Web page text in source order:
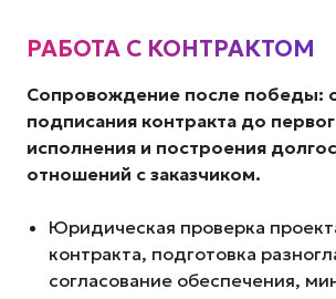
РАБОТА С КОНТРАКТОМ
Сопровождение после победы:
подписания контракта до
исполнения и построения
отношений с заказчиком.
Юридическая проверка
контракта, подготовка
согласование обеспечения,